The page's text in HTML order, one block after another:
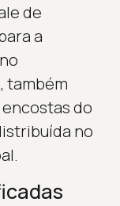
de
a
também
do
no